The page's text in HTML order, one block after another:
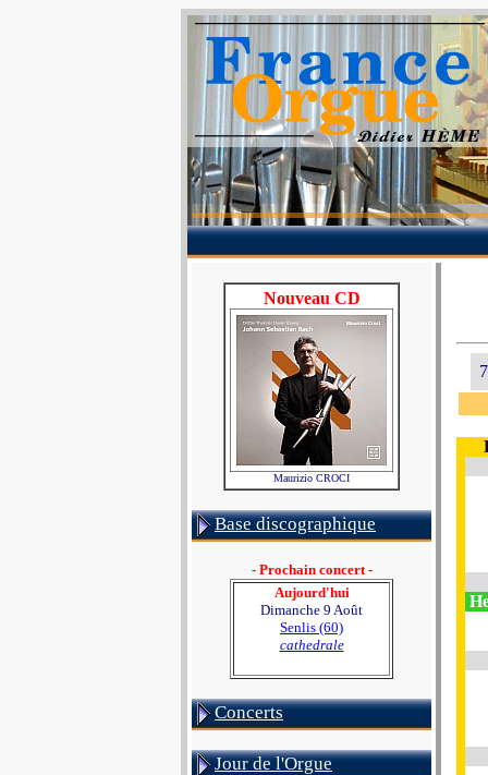
Nouveau CD
Maurizio CROCI
Base discographique
- Prochain concert -
Aujourd'hui
Dimanche 9 Août
Senlis (60)
cathedrale
Concerts
Jour de l'Orgue